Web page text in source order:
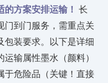
方案安排运输！ 长
门到门服务，需重点关
包装要求。以下是详细
输属性​ 墨水（颜料）
于危险品​（关键！直接